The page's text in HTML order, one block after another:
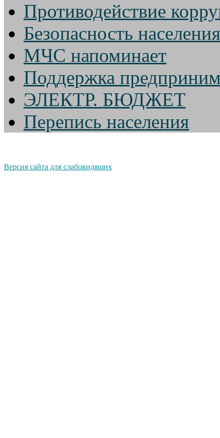
Противодействие
Безопасность населения
МЧС напоминает
Поддержка
ЭЛЕКТР. БЮДЖЕТ
Перепись населения
Версия сайта для слабовидящих